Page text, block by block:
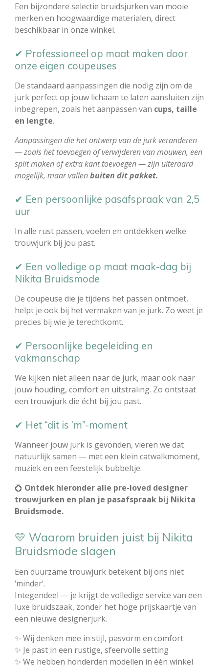
Een bijzondere selectie bruidsjurken van mooie
merken en hoogwaardige materialen, direct
beschikbaar in onze winkel.
✔ Professioneel op maat maken door
onze eigen coupeuses
De standaard aanpassingen die nodig zijn om de
jurk perfect op jouw lichaam te laten aansluiten zijn
inbegrepen, zoals het aanpassen van cups, taille
en lengte.
Aanpassingen die het ontwerp van de jurk veranderen
— zoals het toevoegen of verwijderen van mouwen, een
split maken of extra kant toevoegen — zijn uiteraard
mogelijk, maar vallenbuiten dit pakket.
✔ Een persoonlijke pasafspraak van 2,5
uur
In alle rust passen, voelen en ontdekken welke
trouwjurk bij jou past.
✔ Een volledige op maat maak-dag bij
Nikita Bruidsmode
De coupeuse die je tijdens het passen ontmoet,
helpt je ook bij het vermaken van je jurk. Zo weet je
precies bij wie je terechtkomt.
✔ Persoonlijke begeleiding en
vakmanschap
We kijken niet alleen naar de jurk, maar ook naar
jouw houding, comfort en uitstraling. Zo ontstaat
een trouwjurk die écht bij jou past.
✔ Het “dit is ’m”-moment
Wanneer jouw jurk is gevonden, vieren we dat
natuurlijk samen — met een klein catwalkmoment,
muziek en een feestelijk bubbeltje.
💍 Ontdek hieronder alle pre-loved designer
trouwjurken en plan je pasafspraak bij Nikita
Bruidsmode.
💛 Waarom bruiden juist bij Nikita
Bruidsmode slagen
Een duurzame trouwjurk betekent bij ons niet
‘minder’.
Integendeel — je krijgt de volledige service van een
luxe bruidszaak, zonder het hoge prijskaartje van
een nieuwe designerjurk.
✨ Wij denken mee in stijl, pasvorm en comfort
✨ Je past in een rustige, sfeervolle setting
✨ We hebben honderden modellen in één winkel